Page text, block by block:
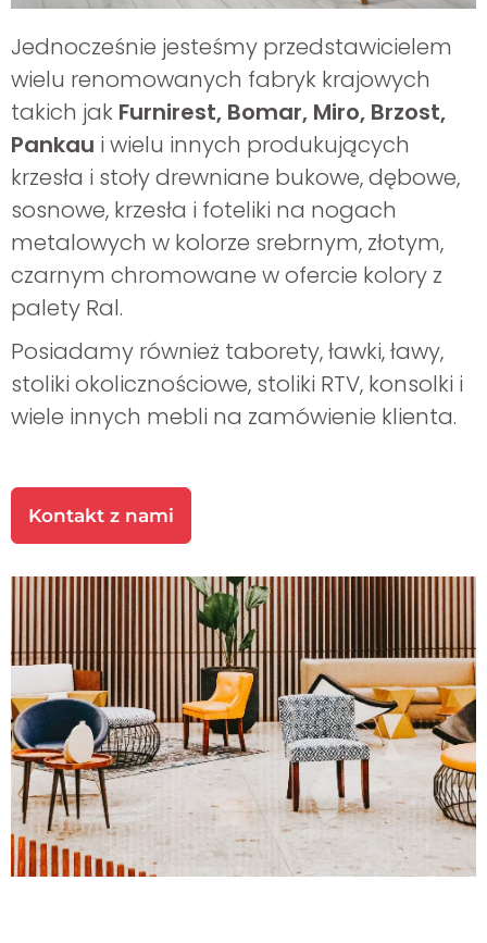
Jednocześnie jesteśmy przedstawicielem
wielu renomowanych fabryk krajowych
takich jak Furnirest, Bomar, Miro, Brzost,
Pankau i wielu innych produkujących
krzesła i stoły drewniane bukowe, dębowe,
sosnowe, krzesła i foteliki na nogach
metalowych w kolorze srebrnym, złotym,
czarnym chromowane w ofercie kolory z
palety Ral.
Posiadamy również taborety, ławki, ławy,
stoliki okolicznościowe, stoliki RTV, konsolki i
wiele innych mebli na zamówienie klienta.
Kontakt z nami